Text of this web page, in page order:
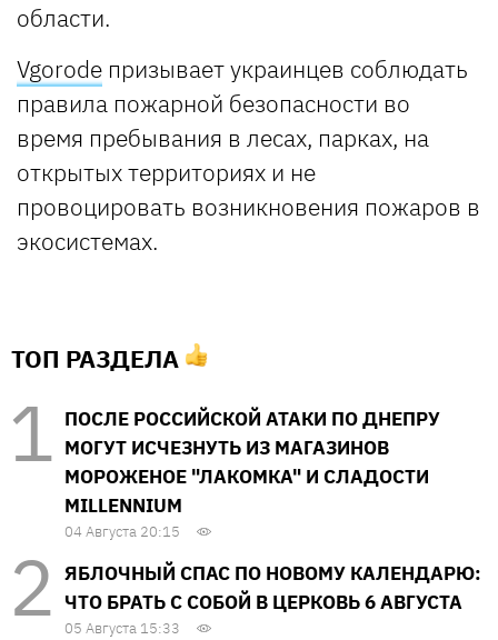
области.
Vgorode призывает украинцев соблюдать
правила пожарной безопасности во
время пребывания в лесах, парках, на
открытых территориях и не
провоцировать возникновения пожаров в
экосистемах.
ТОП РАЗДЕЛА
ПОСЛЕ РОССИЙСКОЙ АТАКИ ПО ДНЕПРУ
МОГУТ ИСЧЕЗНУТЬ ИЗ МАГАЗИНОВ
МОРОЖЕНОЕ "ЛАКОМКА" И СЛАДОСТИ
MILLENNIUM
04 Августа 20:15
ЯБЛОЧНЫЙ СПАС ПО НОВОМУ КАЛЕНДАРЮ:
ЧТО БРАТЬ С СОБОЙ В ЦЕРКОВЬ 6 АВГУСТА
05 Августа 15:33